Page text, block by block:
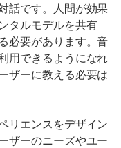
話です。人間が効果
タルモデルを共有
必要があります。音
用できるようになれ
ザーに教える必要は
リエンスをデザイン
ザーのニーズやユー